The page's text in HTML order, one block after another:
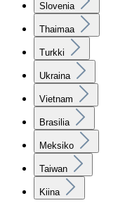
Slovenia
Thaimaa
Turkki
Ukraina
Vietnam
Brasilia
Meksiko
Taiwan
Kiina